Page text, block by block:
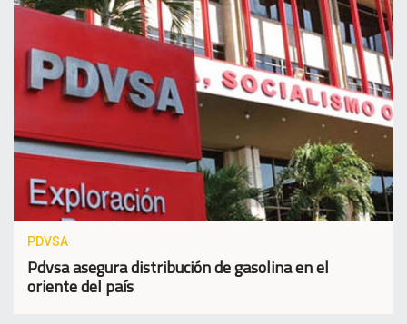
PDVSA
Pdvsa asegura distribución de gasolina en el
oriente del país